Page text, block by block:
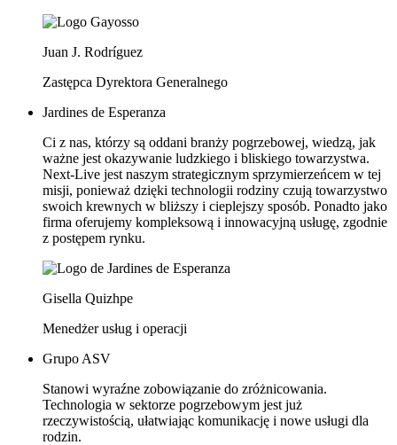
Juan J. Rodríguez
Zastępca Dyrektora Generalnego
Jardines de Esperanza
Ci z nas, którzy są oddani branży pogrzebowej, wiedzą, jak
ważne jest okazywanie ludzkiego i bliskiego towarzystwa.
Next-Live jest naszym strategicznym sprzymierzeńcem w tej
misji, ponieważ dzięki technologii rodziny czują towarzystwo
swoich krewnych w bliższy i cieplejszy sposób. Ponadto jako
firma oferujemy kompleksową i innowacyjną usługę, zgodnie
z postępem rynku.
Gisella Quizhpe
Menedżer usług i operacji
Grupo ASV
Stanowi wyraźne zobowiązanie do zróżnicowania.
Technologia w sektorze pogrzebowym jest już
rzeczywistością, ułatwiając komunikację i nowe usługi dla
rodzin.